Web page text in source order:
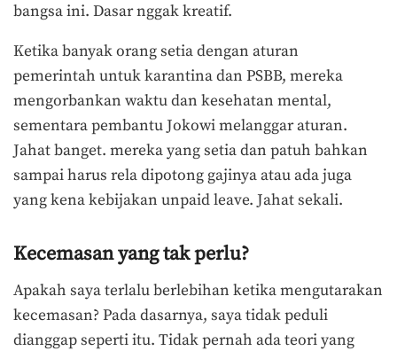
bangsa ini. Dasar nggak kreatif.
Ketika banyak orang setia dengan aturan
pemerintah untuk karantina dan PSBB, mereka
mengorbankan waktu dan kesehatan mental,
sementara pembantu Jokowi melanggar aturan.
Jahat banget. mereka yang setia dan patuh bahkan
sampai harus rela dipotong gajinya atau ada juga
yang kena kebijakan unpaid leave. Jahat sekali.
Kecemasan yang tak perlu?
Apakah saya terlalu berlebihan ketika mengutarakan
kecemasan? Pada dasarnya, saya tidak peduli
dianggap seperti itu. Tidak pernah ada teori yang